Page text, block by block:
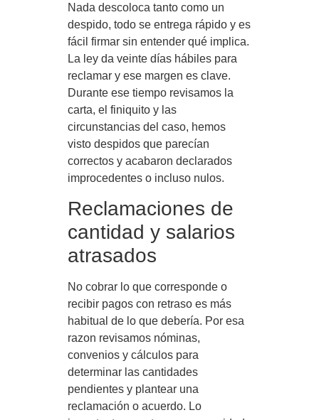
Nada descoloca tanto como un
despido, todo se entrega rápido y es
fácil firmar sin entender qué implica.
La ley da veinte días hábiles para
reclamar y ese margen es clave.
Durante ese tiempo revisamos la
carta, el finiquito y las
circunstancias del caso, hemos
visto despidos que parecían
correctos y acabaron declarados
improcedentes o incluso nulos.
Reclamaciones de
cantidad y salarios
atrasados
No cobrar lo que corresponde o
recibir pagos con retraso es más
habitual de lo que debería. Por esa
razon revisamos nóminas,
convenios y cálculos para
determinar las cantidades
pendientes y plantear una
reclamación o acuerdo. Lo